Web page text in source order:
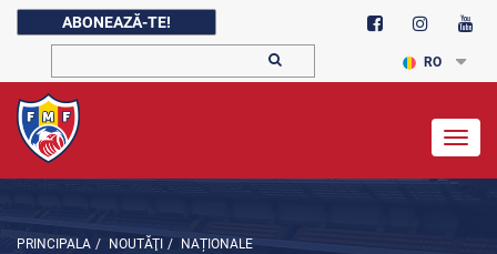
ABONEAZĂ-TE!
RO
PRINCIPALA / NOUTĂŢI / NAȚIONALE